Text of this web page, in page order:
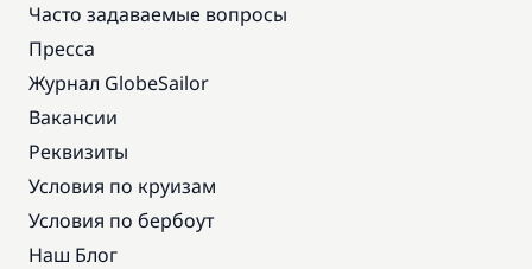
Часто задаваемые вопросы
Пресса
Журнал GlobeSailor
Вакансии
Реквизиты
Условия по круизам
Условия по бербоут
Наш Блог